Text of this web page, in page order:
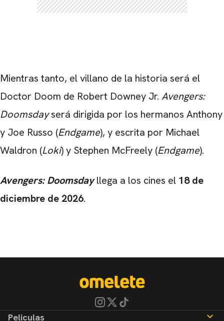
Mientras tanto, el villano de la historia será el
Doctor Doom de Robert Downey Jr. Avengers:
Doomsdayserá dirigida por los hermanos Anthony
y Joe Russo (Endgame), y escrita por Michael
Waldron (Loki) y Stephen McFreely (Endgame).
Avengers: Doomsday llega a los cines el 18 de
diciembre de 2026.
Peliculas